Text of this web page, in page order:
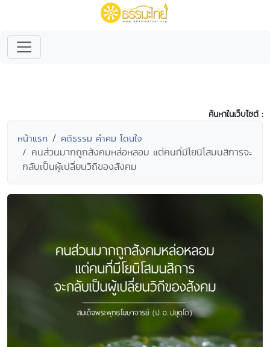
ค้นหาในเว็บไซต์ :
หน้าแรก คติธรรม คำคม โดนใจ
คนส่วนมากถูกสังคมหล่อหลอม แต่คนที่มีโยนิโสมนสิการจะ
กลับเป็นผู้เปลี่ยนวิถีของสังคม